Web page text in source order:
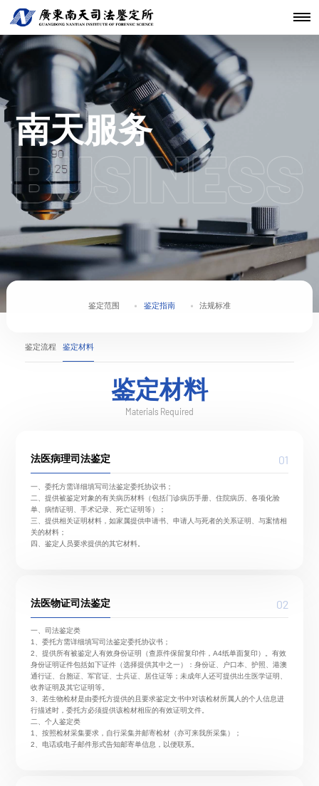
关于南天
发展历程
核心团队
机构文化
仪器设备
科技研发
分支机构
鉴定服务
鉴定指南
法规标准
经典案例
法医类鉴定
物证类鉴定
声像资料类
鉴定
文件形成时
间鉴定
新闻资讯
通知公告
行业动态
工程中心
开放课题
联系我们
南天服务
鉴定范围 鉴定指南 法规标准
鉴定流程 鉴定材料
鉴定材料
Materials Required
法医病理司法鉴定 01
一、委托方需详细填写司法鉴定委托协议书；
二、提供被鉴定对象的有关病历材料（包括门诊病历手册、住院病历、各项化验
单、病情证明、手术记录、死亡证明等）；
三、提供相关证明材料，如家属提供申请书、申请人与死者的关系证明、与案情相
关的材料；
四、鉴定人员要求提供的其它材料。
法医物证司法鉴定 02
一、司法鉴定类
1、委托方需详细填写司法鉴定委托协议书；
2、提供所有被鉴定人有效身份证明（查原件保留复印件，A4纸单面复印）。有效
身份证明证件包括如下证件（选择提供其中之一）：身份证、户口本、护照、港澳
通行证、台胞证、军官证、士兵证、居住证等；未成年人还可提供出生医学证明、
收养证明及其它证明等。
3、若生物检材是由委托方提供的且要求鉴定文书中对该检材所属人的个人信息进
行描述时，委托方必须提供该检材相应的有效证明文件。
二、个人鉴定类
1、按照检材采集要求，自行采集并邮寄检材（亦可来我所采集）；
2、电话或电子邮件形式告知邮寄单信息，以便联系。